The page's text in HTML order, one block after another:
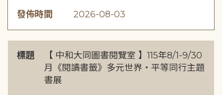
發佈時間 2026-08-03
標題
【 中和大同圖書閱覽室 】115年8/1-9/30
月《閱讀書籤》多元世界・平等同行主題
書展